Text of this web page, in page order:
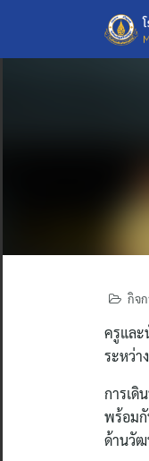
content
กิจ
ครูและ
ระหว่า
การเดิ
พร้อมกั
ด้านวัฒ